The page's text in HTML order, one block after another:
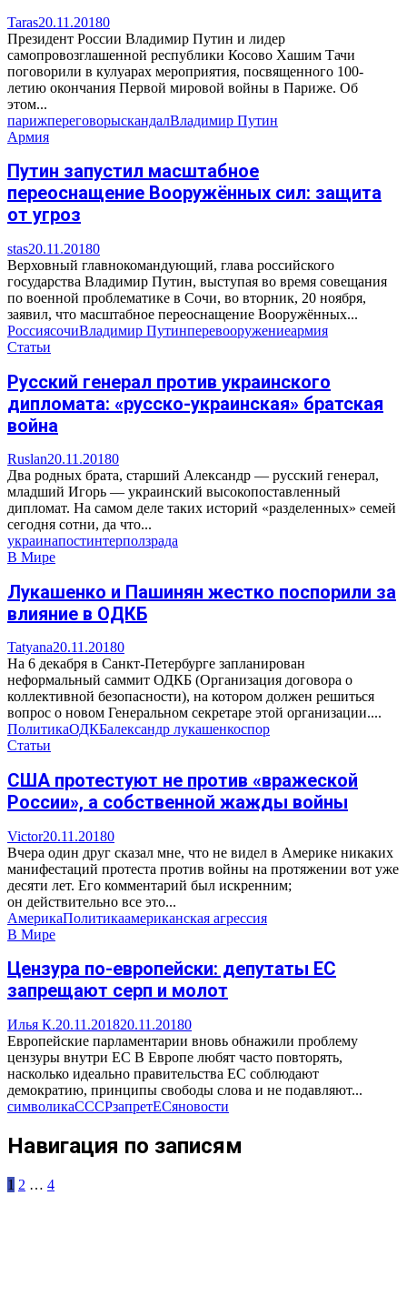
Taras20.11.20180
Президент России Владимир Путин и лидер
самопровозглашенной республики Косово Хашим Тачи
поговорили в кулуарах мероприятия, посвященного 100-
летию окончания Первой мировой войны в Париже. Об
этом...
парижпереговорыскандалВладимир Путин
Армия
Путин запустил масштабное
переоснащение Вооружённых сил: защита
от угроз
stas20.11.20180
Верховный главнокомандующий, глава российского
государства Владимир Путин, выступая во время совещания
по военной проблематике в Сочи, во вторник, 20 ноября,
заявил, что масштабное переоснащение Вооружённых...
РоссиясочиВладимир Путинперевооружениеармия
Статьи
Русский генерал против украинского
дипломата: «русско-украинская» братская
война
Ruslan20.11.20180
Два родных брата, старший Александр — русский генерал,
младший Игорь — украинский высокопоставленный
дипломат. На самом деле таких историй «разделенных» семей
сегодня сотни, да что...
украинапостинтерползрада
В Мире
Лукашенко и Пашинян жестко поспорили за
влияние в ОДКБ
Tatyana20.11.20180
На 6 декабря в Санкт-Петербурге запланирован
неформальный саммит ОДКБ (Организация договора о
коллективной безопасности), на котором должен решиться
вопрос о новом Генеральном секретаре этой организации....
ПолитикаОДКБалександр лукашенкоспор
Статьи
США протестуют не против «вражеской
России», а собственной жажды войны
Victor20.11.20180
Вчера один друг сказал мне, что не видел в Америке никаких
манифестаций протеста против войны на протяжении вот уже
десяти лет. Его комментарий был искренним;
он действительно все это...
АмерикаПолитикаамериканская агрессия
В Мире
Цензура по-европейски: депутаты ЕС
запрещают серп и молот
Илья К.20.11.201820.11.20180
Европейские парламентарии вновь обнажили проблему
цензуры внутри ЕС В Европе любят часто повторять,
насколько идеально правительства ЕС соблюдают
демократию, принципы свободы слова и не подавляют...
символикаСССРзапретЕСяновости
Навигация по записям
1 2 … 4